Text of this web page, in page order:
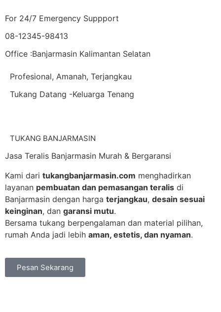
For 24/7 Emergency Suppport
08-12345-98413
Office :Banjarmasin Kalimantan Selatan
Profesional, Amanah, Terjangkau
Tukang Datang -Keluarga Tenang
TUKANG BANJARMASIN
Jasa Teralis Banjarmasin Murah & Bergaransi
Kami dari tukangbanjarmasin.com menghadirkan
layanan pembuatan dan pemasangan teralis di
Banjarmasin dengan harga terjangkau, desain sesuai
keinginan, dan garansi mutu.
Bersama tukang berpengalaman dan material pilihan,
rumah Anda jadi lebih aman, estetis, dan nyaman.
Pesan Sekarang